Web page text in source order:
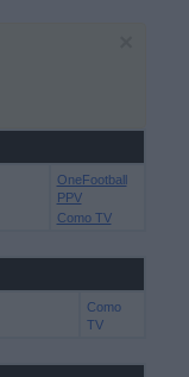
OneFootball
PPV
Como TV
Como
TV